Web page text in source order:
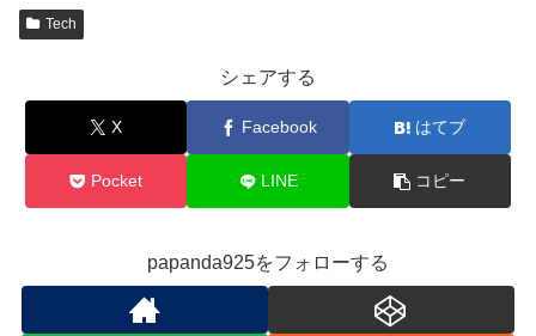
Tech
シェアする
X Facebook はてブ
Pocket LINE コピー
papanda925をフォローする